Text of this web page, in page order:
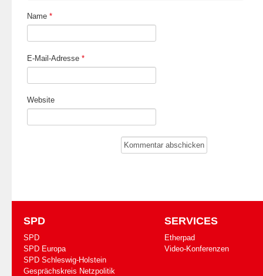
Name *
E-Mail-Adresse *
Website
SPD
SPD
SPD Europa
SPD Schleswig-Holstein
Gesprächskreis Netzpolitik
SERVICES
Etherpad
Video-Konferenzen